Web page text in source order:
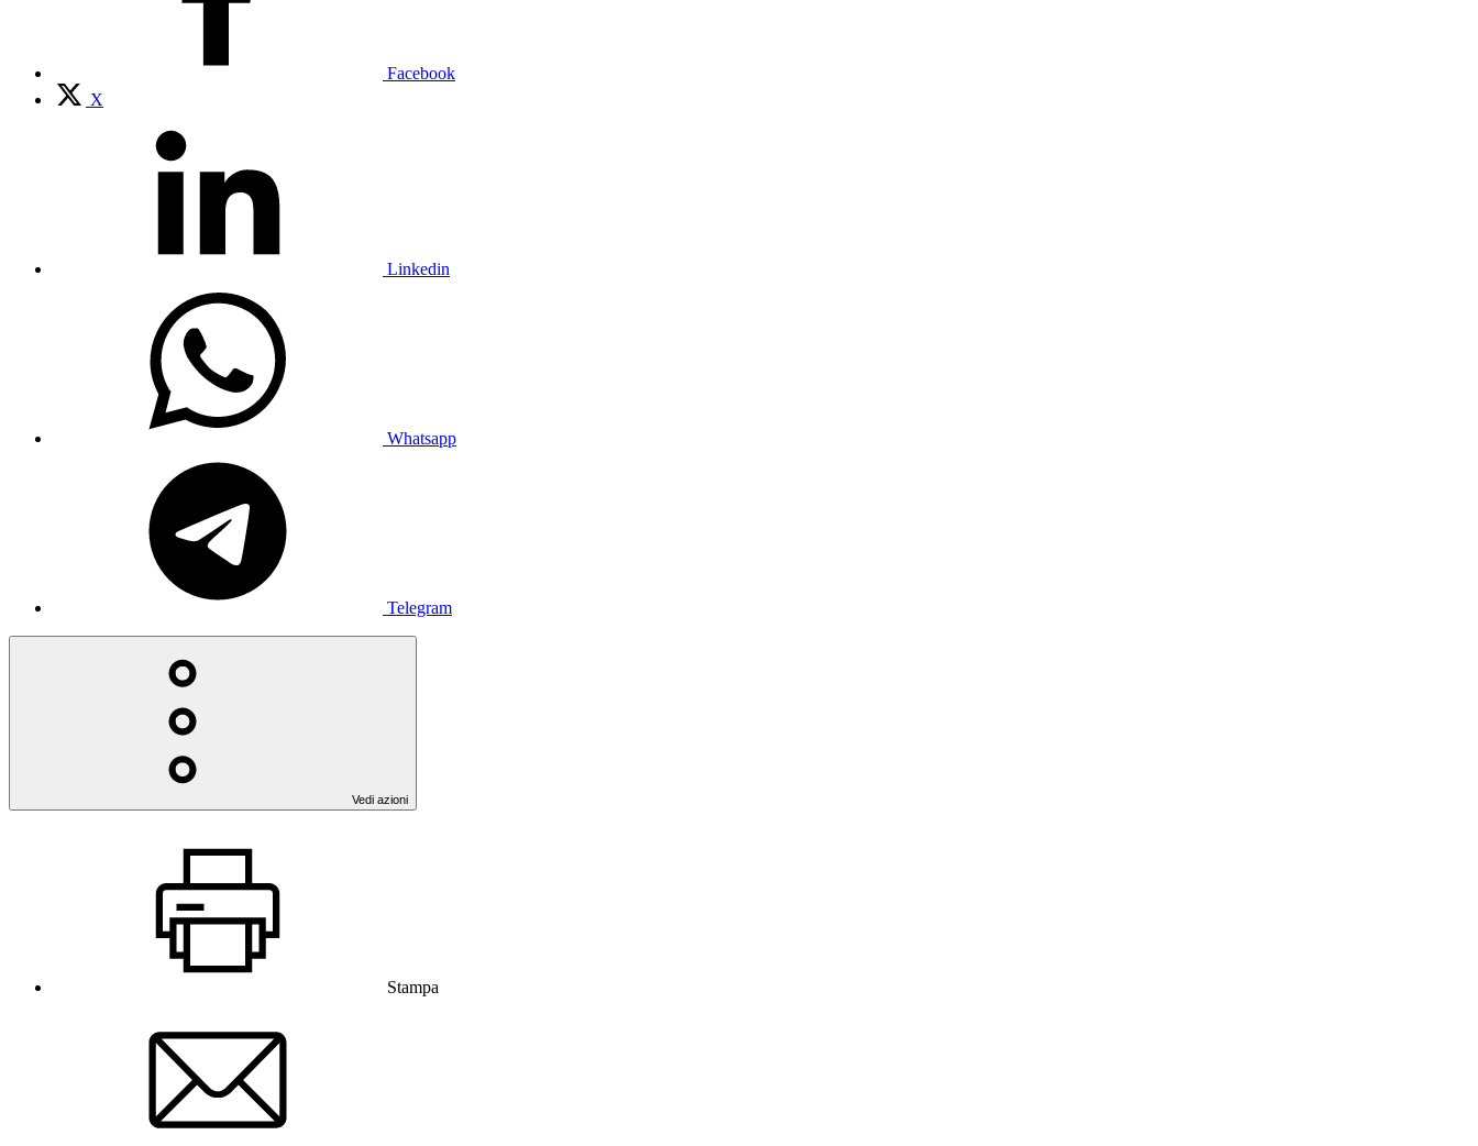
Facebook
X
Linkedin
Whatsapp
Telegram
Vedi azioni
Stampa